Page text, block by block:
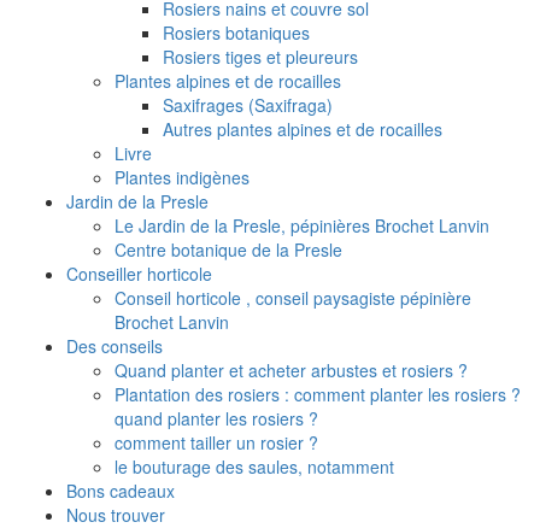
Rosiers nains et couvre sol
Rosiers botaniques
Rosiers tiges et pleureurs
Plantes alpines et de rocailles
Saxifrages (Saxifraga)
Autres plantes alpines et de rocailles
Livre
Plantes indigènes
Jardin de la Presle
Le Jardin de la Presle, pépinières Brochet Lanvin
Centre botanique de la Presle
Conseiller horticole
Conseil horticole , conseil paysagiste pépinière
Brochet Lanvin
Des conseils
Quand planter et acheter arbustes et rosiers ?
Plantation des rosiers : comment planter les rosiers ?
quand planter les rosiers ?
comment tailler un rosier ?
le bouturage des saules, notamment
Bons cadeaux
Nous trouver